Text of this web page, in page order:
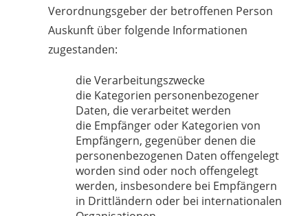
Verordnungsgeber der betroffenen Person
Auskunft über folgende Informationen
zugestanden:
die Verarbeitungszwecke
die Kategorien personenbezogener
Daten, die verarbeitet werden
die Empfänger oder Kategorien von
Empfängern, gegenüber denen die
personenbezogenen Daten offengelegt
worden sind oder noch offengelegt
werden, insbesondere bei Empfängern
in Drittländern oder bei internationalen